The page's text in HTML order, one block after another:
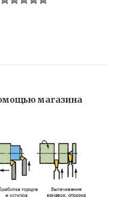
магазина